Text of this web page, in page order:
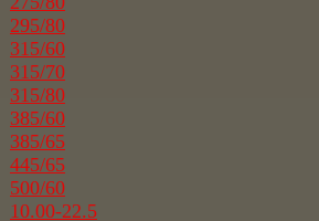
295/80
315/60
315/70
315/80
385/60
385/65
445/65
500/60
10.00-22.5